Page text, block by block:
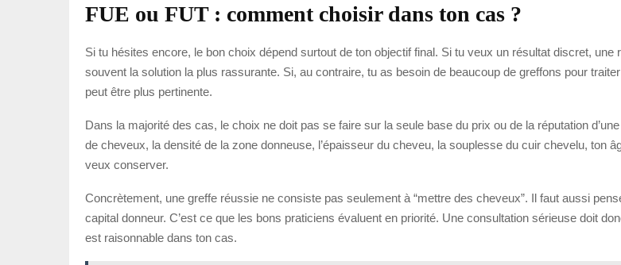
FUE ou FUT : comment choisir dans ton cas ?
Si tu hésites encore, le bon choix dépend surtout de ton objectif final. Si tu veux un résultat discret,
souvent la solution la plus rassurante. Si, au contraire, tu as besoin de beaucoup de greffons pour
peut être plus pertinente.
Dans la majorité des cas, le choix ne doit pas se faire sur la seule base du prix ou de la réputation
de cheveux, la densité de la zone donneuse, l’épaisseur du cheveu, la souplesse du cuir chevelu, ton
veux conserver.
Concrètement, une greffe réussie ne consiste pas seulement à “mettre des cheveux”. Il faut aussi
capital donneur. C’est ce que les bons praticiens évaluent en priorité. Une consultation sérieuse doit
est raisonnable dans ton cas.